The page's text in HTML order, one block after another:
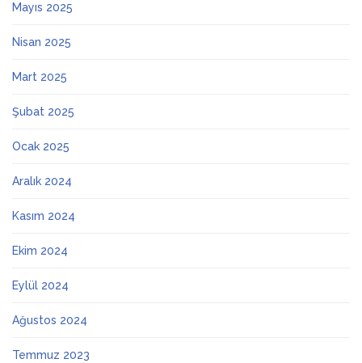
Mayıs 2025
Nisan 2025
Mart 2025
Şubat 2025
Ocak 2025
Aralık 2024
Kasım 2024
Ekim 2024
Eylül 2024
Ağustos 2024
Temmuz 2023